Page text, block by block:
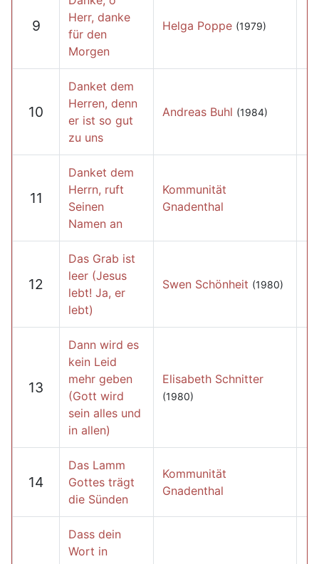
9
Herr, danke
für den
Morgen
Helga Poppe (1979)
10
Danket dem
Herren, denn
er ist so gut
zu uns
Andreas Buhl (1984)
11
Danket dem
Herrn, ruft
Seinen
Namen an
Kommunität
Gnadenthal
12
Das Grab ist
leer (Jesus
lebt! Ja, er
lebt)
Swen Schönheit (1980)
13
Dann wird es
kein Leid
mehr geben
(Gott wird
sein alles und
in allen)
Elisabeth Schnitter
(1980)
14
Das Lamm
Gottes trägt
die Sünden
Kommunität
Gnadenthal
Dass dein
Wort in